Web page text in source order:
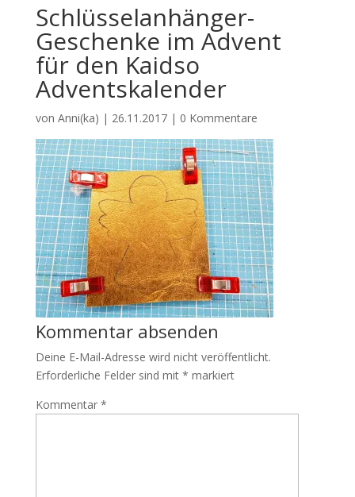
Schlüsselanhänger-
Geschenke im Advent
für den Kaidso
Adventskalender
von Anni(ka) | 26.11.2017| 0 Kommentare
Kommentar absenden
Deine E-Mail-Adresse wird nicht veröffentlicht.
Erforderliche Felder sind mit * markiert
Kommentar *